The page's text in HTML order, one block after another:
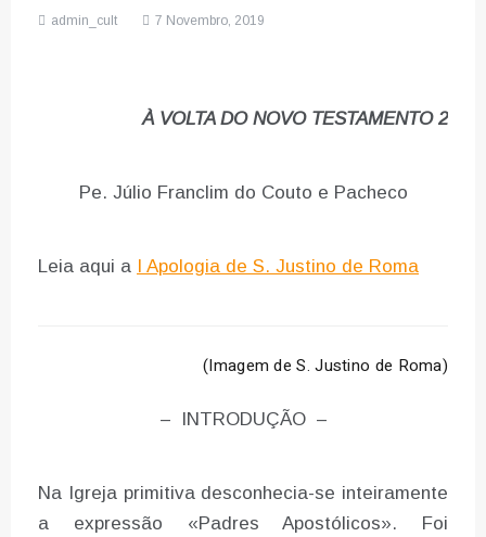
admin_cult 7 Novembro, 2019
À VOLTA DO NOVO TESTAMENTO 2
Pe. Júlio Franclim do Couto e Pacheco
Leia aqui a I Apologia de S. Justino de Roma
(Imagem de S. Justino de Roma)
– INTRODUÇÃO –
Na Igreja primitiva desconhecia-se inteiramente
a expressão «Padres Apostólicos». Foi